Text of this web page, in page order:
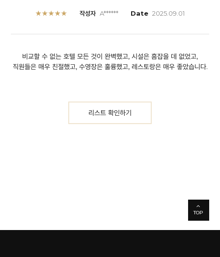
★★★★★ 작성자 A****** Date 2025.09.01
비교할 수 없는 호텔 모든 것이 완벽했고, 시설은 흠잡을 데 없었고,
직원들은 매우 친절했고, 수영장은 훌륭했고, 레스토랑은 매우 좋았습니다.
리스트 확인하기
TOP